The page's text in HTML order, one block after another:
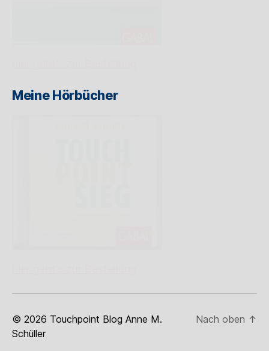
Meine Hörbücher
© 2026 Touchpoint Blog Anne M.
Schüller
Nach oben ↑